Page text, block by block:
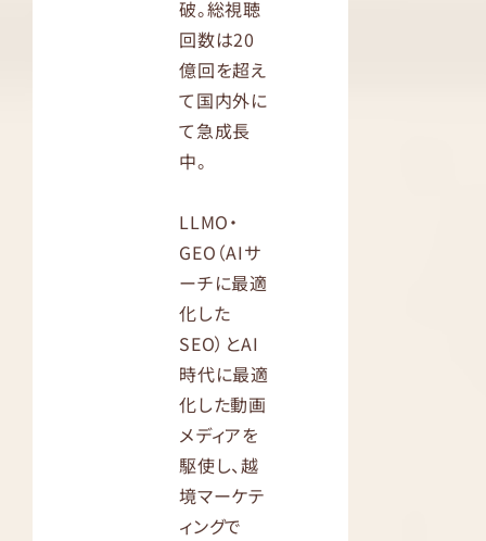
破。総視聴
回数は20
億回を超え
て国内外に
て急成長
中。
LLMO・
GEO（AIサ
ーチに最適
化した
SEO）とAI
時代に最適
化した動画
メディアを
駆使し、越
境マーケテ
ィングで